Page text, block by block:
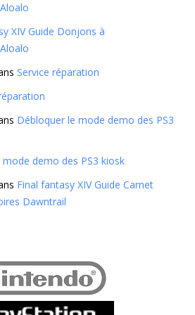
XIV Guide Donjons à
Service réparation
Débloquer le mode demo des PS3
demo des PS3 kiosk
Final fantasy XIV Guide Carnet
Dawntrail